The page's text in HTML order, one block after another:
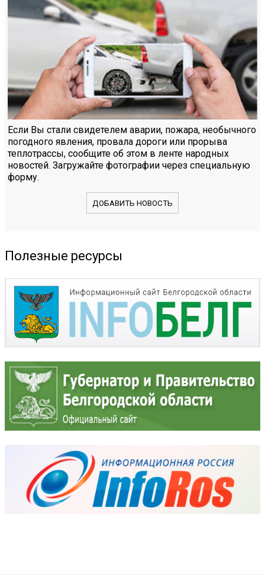
Если Вы стали свидетелем аварии, пожара, необычного
погодного явления, провала дороги или прорыва
теплотрассы, сообщите об этом в ленте народных
новостей. Загружайте фотографии через специальную
форму.
ДОБАВИТЬ НОВОСТЬ
Полезные ресурсы